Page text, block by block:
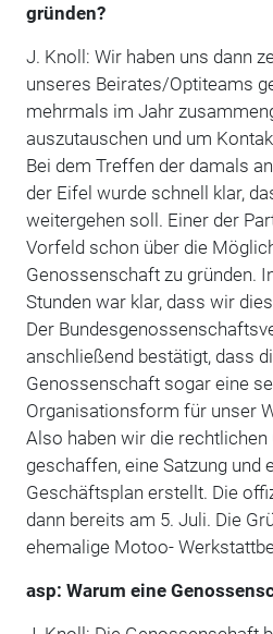
gründen?
J. Knoll: Wir haben uns dann
unseres Beirates/Optiteams
mehrmals im Jahr
auszutauschen und um
Bei dem Treffen der damals
der Eifel wurde schnell klar,
weitergehen soll. Einer der
Vorfeld schon über die
Genossenschaft zu gründen.
Stunden war klar, dass wir
Der
anschließend bestätigt, dass
Genossenschaft sogar eine
Organisationsform für unser
Also haben wir die rechtlichen
geschaffen, eine Satzung und
Geschäftsplan erstellt. Die
dann bereits am 5. Juli. Die
ehemalige Motoo-
asp: Warum eine